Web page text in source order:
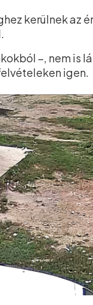
kerülnek az
–, nem is
igen.